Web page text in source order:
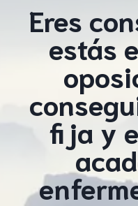
Eres
estás
fija y